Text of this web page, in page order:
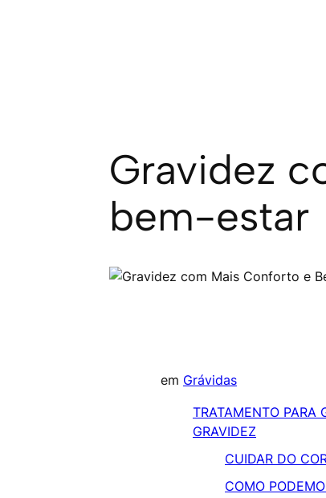
Gravidez
bem-estar
em Grávidas
TRATAMENTO PARA
GRAVIDEZ
CUIDAR DO
COMO